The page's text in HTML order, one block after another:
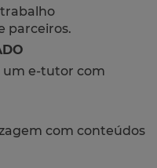
parceiros.
e-tutor com
com conteúdos